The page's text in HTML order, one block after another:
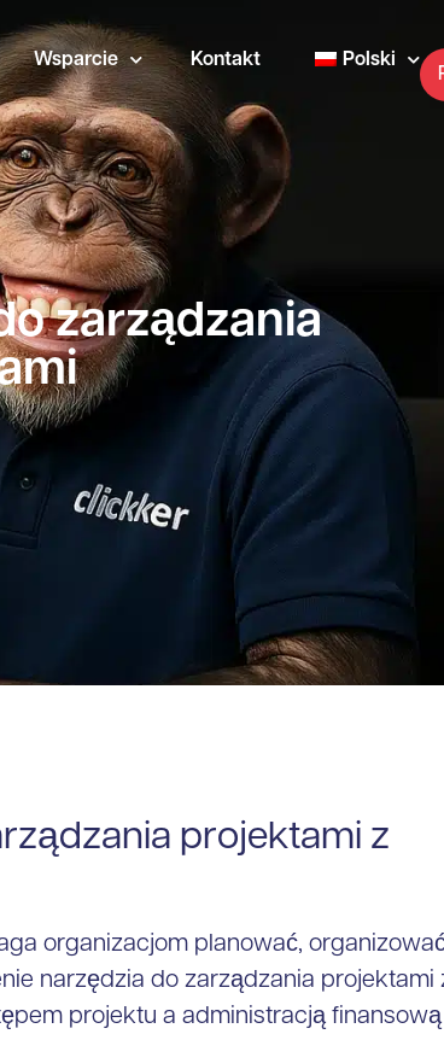
Wsparcie Kontakt Polski
zarządzania
projektami z
organizacjom planować,
narzędzia do zarządzania projektami
projektu a administracją